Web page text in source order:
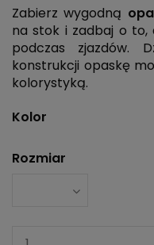
Zabierz wygodną
na stok i zadbaj o to,
podczas zjazdów.
konstrukcji opaskę
kolorystyką.
Kolor
Rozmiar